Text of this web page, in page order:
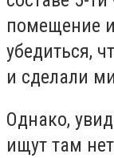
помещение
убедиться,
и сделали
Однако,
ищут там